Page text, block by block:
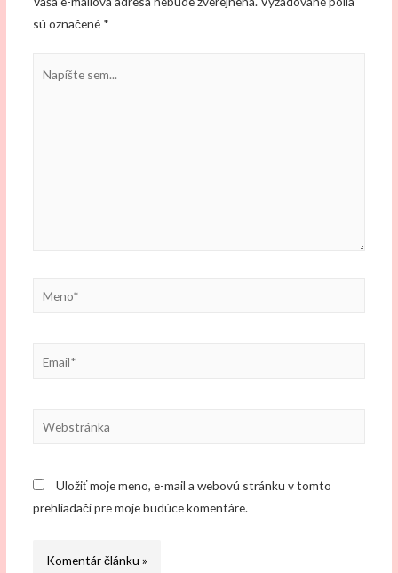
sú označené *
sem...
Meno*
Webstránka
Uložiť moje meno, e-mail a webovú stránku v tomto
prehliadači pre moje budúce komentáre.